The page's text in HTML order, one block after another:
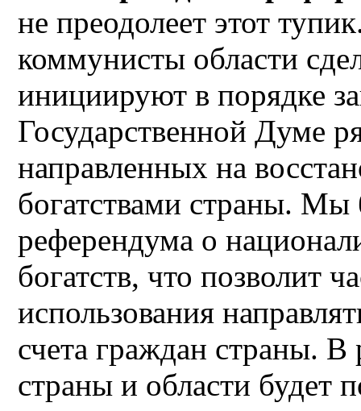
не преодолеет этот
коммунисты области
инициируют в порядке
Государственной Думе
направленных на
богатствами страны. Мы
референдума о
богатств, что позволит
использования
счета граждан страны. В
страны и области будет